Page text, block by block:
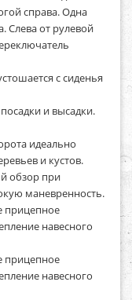
справа. Одна
Слева от рулевой
с сиденья
и высадки.
идеально
и кустов.
обзор при
маневренность.
прицепное
навесного
прицепное
навесного